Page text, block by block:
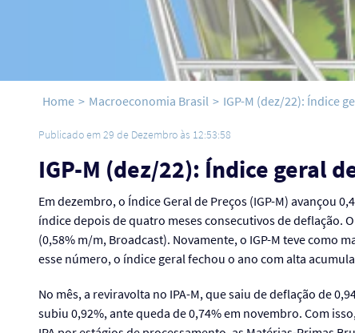
Home > Macroeconomia Brasil > IGP-M (dez/22): Índice
Publicado em 29 de Dezembro às 12:53:58
IGP-M (dez/22): Índice geral
Em dezembro, o Índice Geral de Preços (IGP-M) avançou
índice depois de quatro meses consecutivos de deflação.
(0,58% m/m, Broadcast). Novamente, o IGP-M teve como
esse número, o índice geral fechou o ano com alta
No mês, a reviravolta no IPA-M, que saiu de deflação de
subiu 0,92%, ante queda de 0,74% em novembro. Com